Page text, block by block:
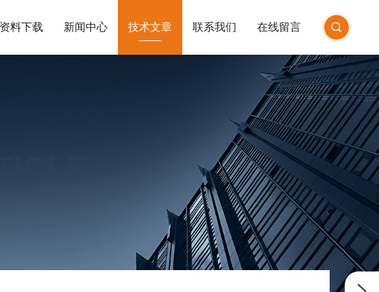
资料下载 新闻中心 技术文章 联系我们 在线留言